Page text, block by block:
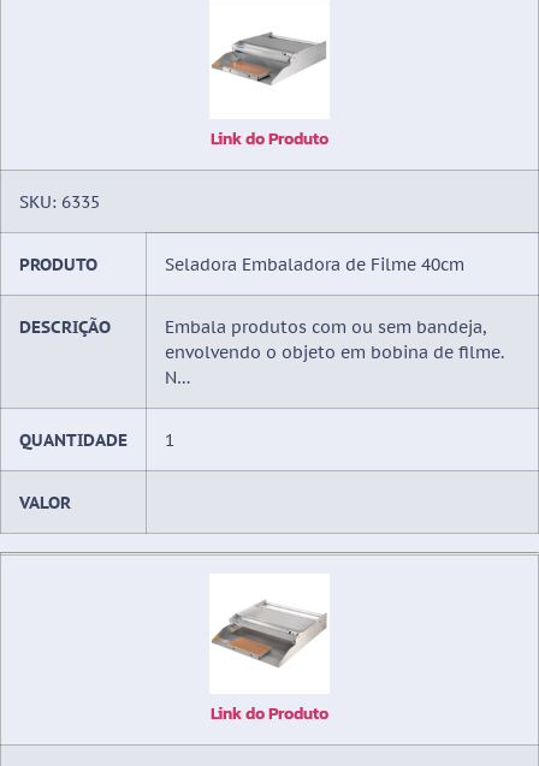
Link do Produto
SKU: 6335
PRODUTO Seladora Embaladora de Filme 40cm
DESCRIÇÃO
Embala produtos com ou sem bandeja,
envolvendo o objeto em bobina de filme.
N…
QUANTIDADE 1
VALOR
Link do Produto